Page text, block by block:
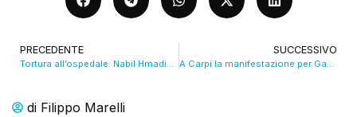
di Filippo Marelli
PRECEDENTE
Tortura all’ospedale: Nabil Hmadine: “Nessun rancore, ora voglio dimenticare”
SUCCESSIVO
A Carpi la manifestazione per Gaza e la Palestina. VIDEO